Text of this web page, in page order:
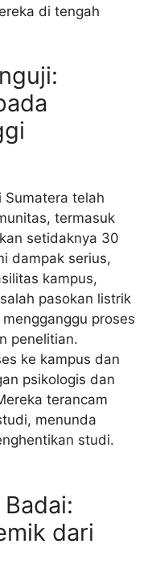
di tengah
Sumatera telah
termasuk
setidaknya 30
dampak serius,
kampus,
pasokan listrik
proses
penelitian.
ke kampus dan
psikologis dan
terancam
menunda
studi.
dari